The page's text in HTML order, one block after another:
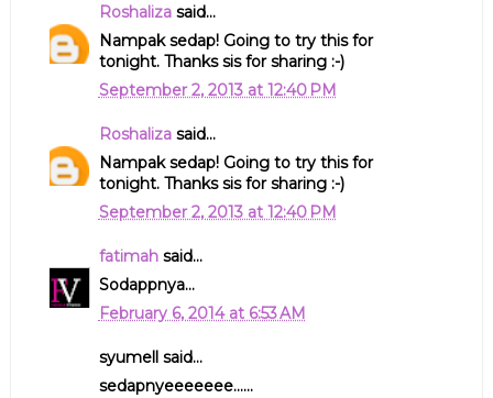
Roshalizasaid...
Nampak sedap! Going to try this for
tonight. Thanks sis for sharing :-)
September 2, 2013 at 12:40 PM
Roshalizasaid...
Nampak sedap! Going to try this for
tonight. Thanks sis for sharing :-)
September 2, 2013 at 12:40 PM
fatimah said...
Sodappnya...
February 6, 2014 at 6:53 AM
syumell said...
sedapnyeeeeeee......